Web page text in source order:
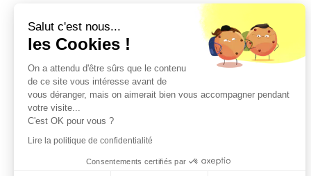
Salut c'est nous...
les Cookies !
On a attendu d'être sûrs que le contenu
de ce site vous intéresse avant de
vous déranger, mais on aimerait bien vous accompagner pendant
votre visite...
C'est OK pour vous ?
Lire la politique de confidentialité
Consentements certifiés par